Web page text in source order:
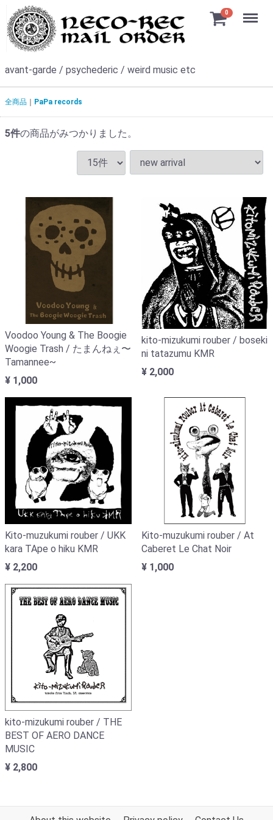
avant-garde / psychederic / weird music etc
0 Menu
全商品 PaPa records
5件の商品がみつかりました。
Voodoo Young & The Boogie
Woogie Trash / たまんねぇ〜
Tamannee~
¥ 1,000
kito-mizukumi rouber / boseki
ni tatazumu KMR
¥ 2,000
Kito-muzukumi rouber / UKK
kara TApe o hiku KMR
¥ 2,200
Kito-muzukumi rouber / At
Caberet Le Chat Noir
¥ 1,000
kito-mizukumi rouber / THE
BEST OF AERO DANCE
MUSIC
¥ 2,800